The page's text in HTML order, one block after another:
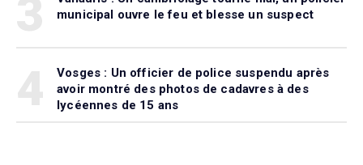
municipal ouvre le feu et blesse un suspect
Vosges : Un officier de police suspendu après
avoir montré des photos de cadavres à des
lycéennes de 15 ans